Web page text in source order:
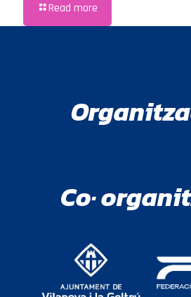
Read more
Co·